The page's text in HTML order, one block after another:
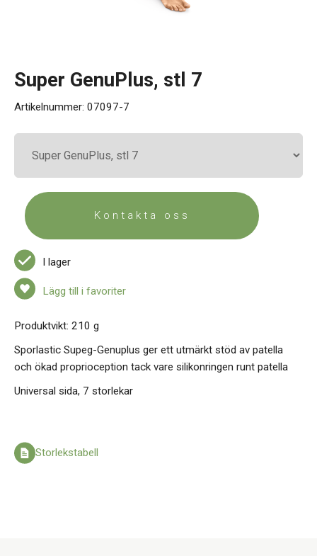
Super GenuPlus, stl 7
Artikelnummer: 07097-7
Kontakta oss
I lager
Lägg till i favoriter
Produktvikt: 210 g
Sporlastic Supeg-Genuplus ger ett utmärkt stöd av patella
och ökad proprioception tack vare silikonringen runt patella
Universal sida, 7 storlekar
Storlekstabell